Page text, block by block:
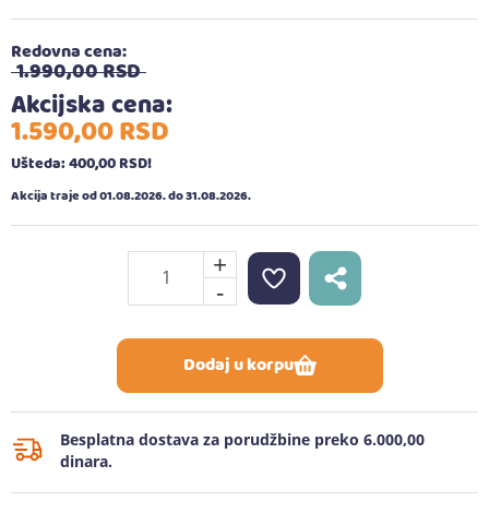
Redovna cena:
1.990,00RSD
Akcijska cena:
1.590,00RSD
Ušteda: 400,00RSD!
Akcija traje od 01.08.2026. do 31.08.2026.
+
-
Dodaj u korpu
Besplatna dostava za porudžbine preko 6.000,00
dinara.